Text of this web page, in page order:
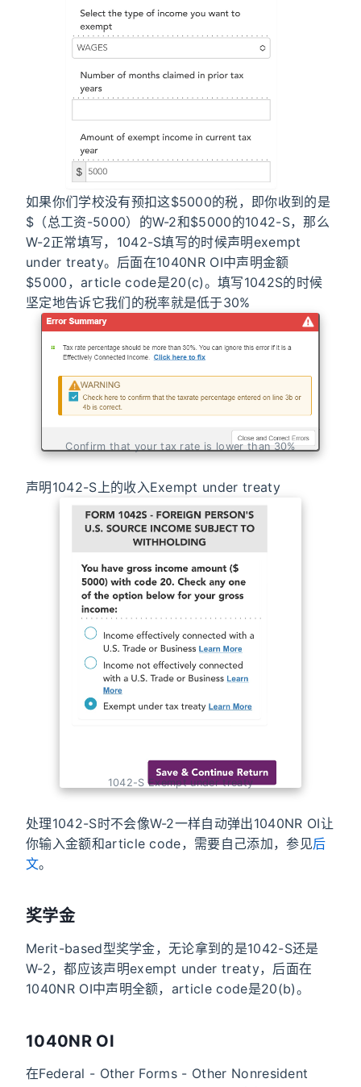
如果你们学校没有预扣这$5000的税，即你收到的是
$（总工资-5000）的W-2和$5000的1042-S，那么
W-2正常填写，1042-S填写的时候声明exempt
under treaty。后面在1040NR OI中声明金额
$5000，article code是20(c)。填写1042S的时候
坚定地告诉它我们的税率就是低于30%
Confirm that your tax rate is lower than 30%
声明1042-S上的收入Exempt under treaty
1042-S Exempt under treaty
处理1042-S时不会像W-2一样自动弹出1040NR OI让
你输入金额和article code，需要自己添加，参见后
文。
奖学金
Merit-based型奖学金，无论拿到的是1042-S还是
W-2，都应该声明exempt under treaty，后面在
1040NR OI中声明全额，article code是20(b)。
1040NR OI
在Federal - Other Forms - Other Nonresident